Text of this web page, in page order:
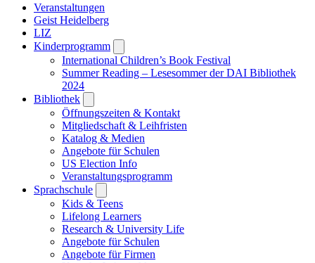
Veranstaltungen
Geist Heidelberg
LIZ
Kinderprogramm
submenu
International Children’s Book Festival
Summer Reading – Lesesommer der DAI Bibliothek
2024
Bibliothek
submenu
Öffnungszeiten & Kontakt
Mitgliedschaft & Leihfristen
Katalog & Medien
Angebote für Schulen
US Election Info
Veranstaltungsprogramm
Sprachschule
submenu
Kids & Teens
Lifelong Learners
Research & University Life
Angebote für Schulen
Angebote für Firmen